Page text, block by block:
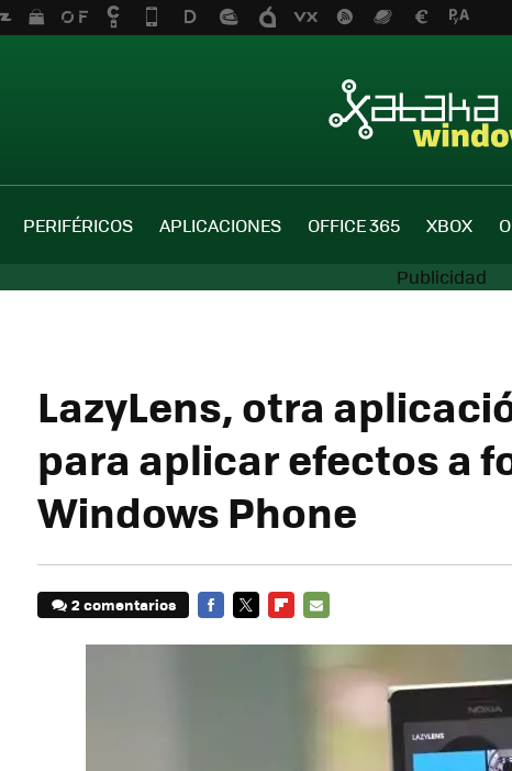
PERIFÉRICOS APLICACIONES OFFICE 365 XBOX
LazyLens, otra
para aplicar efectos a
Windows Phone
2 comentarios